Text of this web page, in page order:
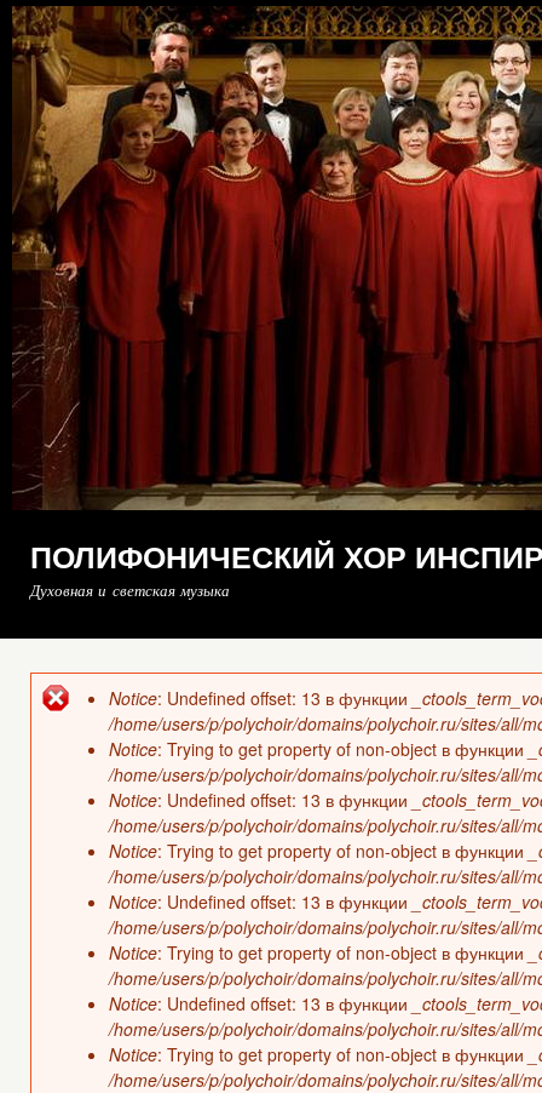
ПОЛИФОНИЧЕСКИЙ ХОР
Духовная и светская музыка
Сообщение об ошибке
Notice: Undefined offset: 13 в функции
/home/users/p/polychoir/domains/polychoir.ru/sites/all/
Notice: Trying to get property of non-object в функции
/home/users/p/polychoir/domains/polychoir.ru/sites/all/
Notice: Undefined offset: 13 в функции
/home/users/p/polychoir/domains/polychoir.ru/sites/all/
Notice: Trying to get property of non-object в функции
/home/users/p/polychoir/domains/polychoir.ru/sites/all/
Notice: Undefined offset: 13 в функции
/home/users/p/polychoir/domains/polychoir.ru/sites/all/
Notice: Trying to get property of non-object в функции
/home/users/p/polychoir/domains/polychoir.ru/sites/all/
Notice: Undefined offset: 13 в функции
/home/users/p/polychoir/domains/polychoir.ru/sites/all/
Notice: Trying to get property of non-object в функции
/home/users/p/polychoir/domains/polychoir.ru/sites/all/